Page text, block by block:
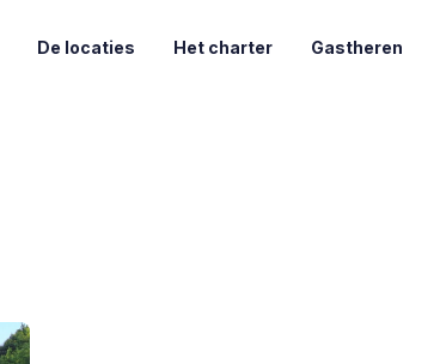
De locaties Het charter Gastheren